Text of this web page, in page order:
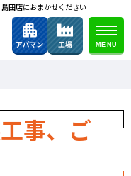
田店におまかせください
事、ご